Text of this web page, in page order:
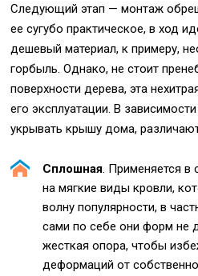
Следующий этап — монтаж
ее сугубо практическое, в ход
дешевый материал, к примеру,
горбыль. Однако, не стоит
поверхности дерева, эта
его эксплуатации. В
укрывать крышу дома,
Сплошная. Применяется в
на мягкие виды кровли,
волну популярности, в
сами по себе они форм не
жесткая опора, чтобы
деформаций от